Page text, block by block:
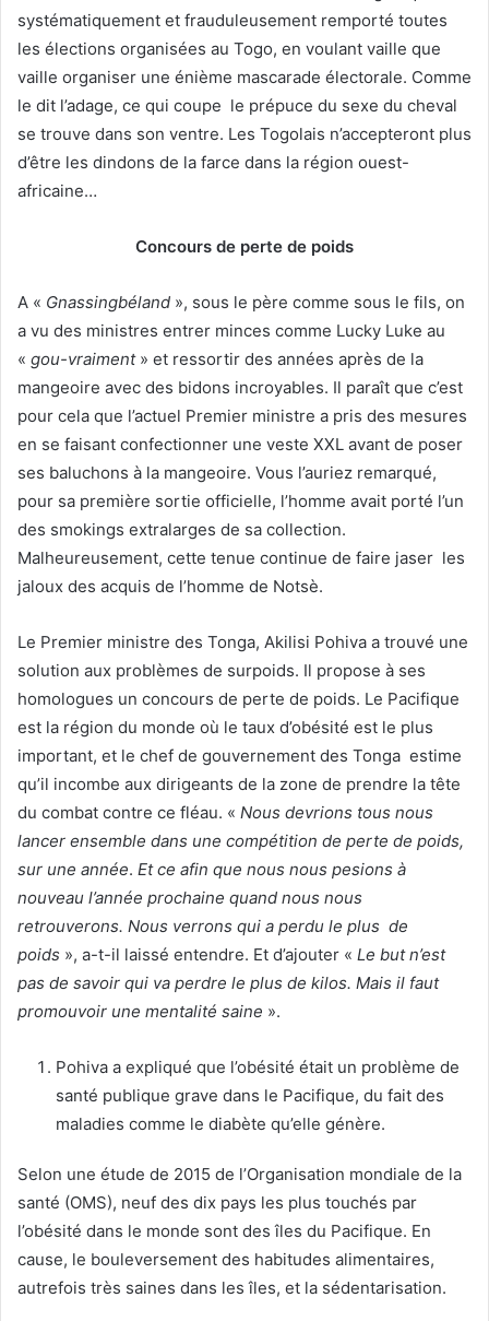
systématiquement et frauduleusement remporté toutes
les élections organisées au Togo, en voulant vaille que
vaille organiser une énième mascarade électorale. Comme
le dit l’adage, ce qui coupe le prépuce du sexe du cheval
se trouve dans son ventre. Les Togolais n’accepteront plus
d’être les dindons de la farce dans la région ouest-
africaine…
Concours de perte de poids
A « Gnassingbéland », sous le père comme sous le fils, on
a vu des ministres entrer minces comme Lucky Luke au
« gou-vraiment» et ressortir des années après de la
mangeoire avec des bidons incroyables. Il paraît que c’est
pour cela que l’actuel Premier ministre a pris des mesures
en se faisant confectionner une veste XXL avant de poser
ses baluchons à la mangeoire. Vous l’auriez remarqué,
pour sa première sortie officielle, l’homme avait porté l’un
des smokings extralarges de sa collection.
Malheureusement, cette tenue continue de faire jaser les
jaloux des acquis de l’homme de Notsè.
Le Premier ministre des Tonga, Akilisi Pohiva a trouvé une
solution aux problèmes de surpoids. Il propose à ses
homologues un concours de perte de poids. Le Pacifique
est la région du monde où le taux d’obésité est le plus
important, et le chef de gouvernement des Tonga estime
qu’il incombe aux dirigeants de la zone de prendre la tête
du combat contre ce fléau. « Nous devrions tous nous
lancer ensemble dans une compétition de perte de poids,
sur une année. Et ce afin que nous nous pesions à
nouveau l’année prochaine quand nous nous
retrouverons. Nous verrons qui a perdu le plus de
poids », a-t-il laissé entendre. Et d’ajouter « Le but n’est
pas de savoir qui va perdre le plus de kilos. Mais il faut
promouvoir une mentalité saine ».
Pohiva a expliqué que l’obésité était un problème de
santé publique grave dans le Pacifique, du fait des
maladies comme le diabète qu’elle génère.
Selon une étude de 2015 de l’Organisation mondiale de la
santé (OMS), neuf des dix pays les plus touchés par
l’obésité dans le monde sont des îles du Pacifique. En
cause, le bouleversement des habitudes alimentaires,
autrefois très saines dans les îles, et la sédentarisation.